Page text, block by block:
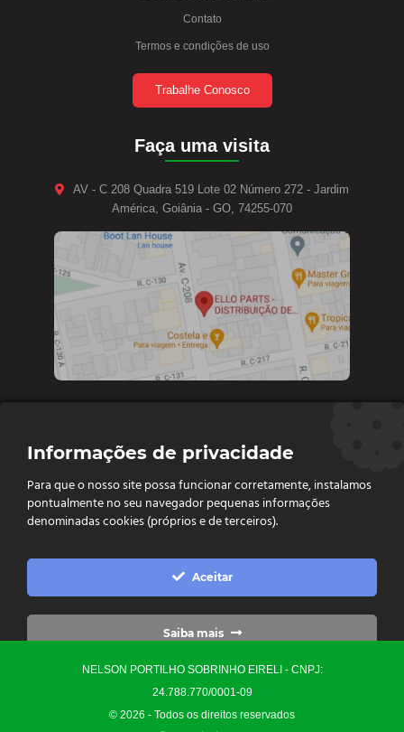
Contato
Termos e condições de uso
Trabalhe Conosco
Faça uma visita
AV - C 208 Quadra 519 Lote 02 Número 272 - Jardim
América, Goiânia - GO, 74255-070
Diretoria e vendas: (62) 9 9693-4273
Vendas e Financeiro: (62) 98261 - 0055
Vendas: (62) 98261 - 0055
contato@ellopartsdistribuidora.com.br
 vendas@ellopartsdistribuidora.com.br
NELSON PORTILHO SOBRINHO EIRELI - CNPJ:
24.788.770/0001-09
© 2026 - Todos os direitos reservados
Precisa de Ajuda?
Informações de privacidade
Para que o nosso site possa funcionar corretamente, instalamos
pontualmente no seu navegador pequenas informações
denominadas cookies (próprios e de terceiros).
Aceitar
Saiba mais
Configurações